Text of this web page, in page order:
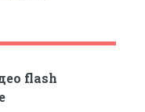
flash